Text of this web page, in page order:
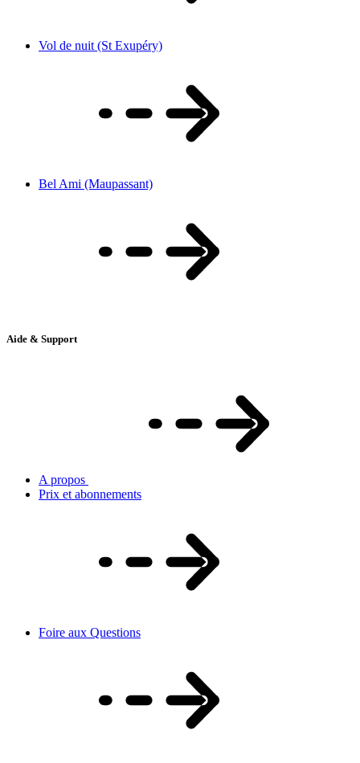
Vol de nuit (St Exupéry)
Bel Ami (Maupassant)
Aide & Support
A propos
Prix et abonnements
Foire aux Questions